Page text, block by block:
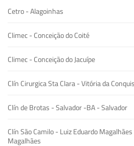
Cetro - Alagoinhas
Climec - Conceição do Coité
Climec - Conceição do Jacuípe
Clín Cirurgica Sta Clara - Vitória da
Clín de Brotas - Salvador -BA - Salvador
Clín São Camilo - Luiz Eduardo
Magalhães